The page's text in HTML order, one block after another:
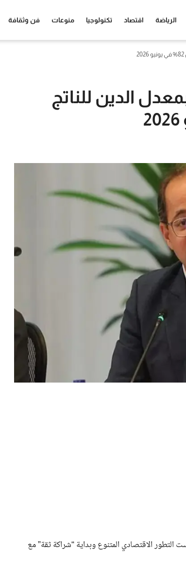
الرياضة اقتصاد تكنولوجيا منوعات فن وثقافة
الدين للناتج
التطور الاقتصادي المتنوع وبداية “شراكة ثقة” مع